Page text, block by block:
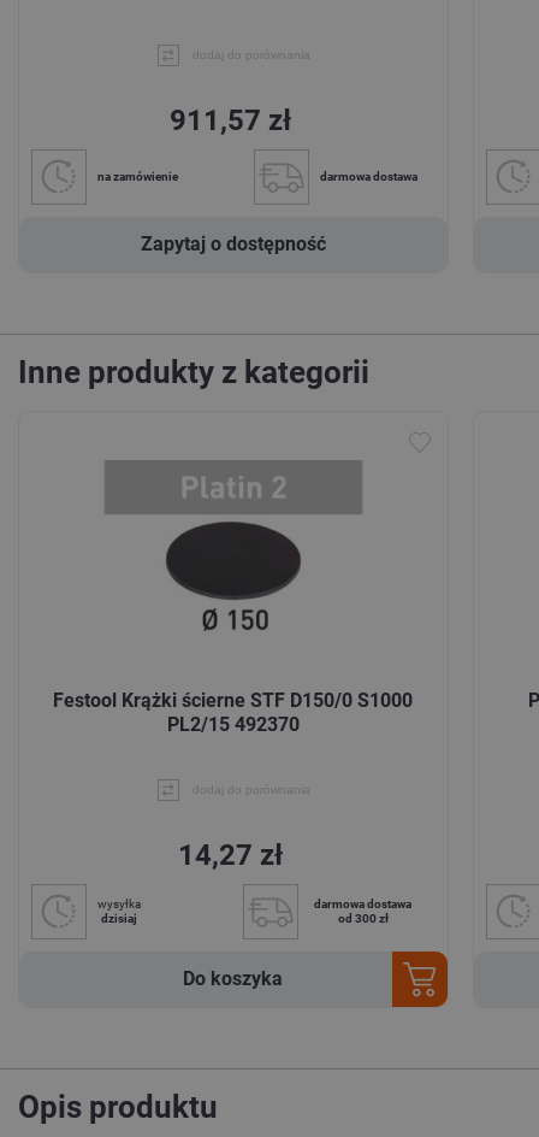
dodaj do porównania
911,57 zł
na zamówienie darmowa dostawa
Zapytaj o dostępność
Inne produkty z kategorii
Festool Krążki ścierne STF D150/0 S1000
PL2/15 492370
dodaj do porównania
14,27 zł
wysyłka
dzisiaj
darmowa dostawa
od 300 zł
Do koszyka
Opis produktu